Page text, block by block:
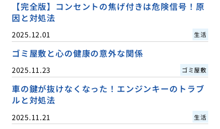
【完全版】コンセントの焦げ付きは危険信号！原
因と対処法
2025.12.01 生活
ゴミ屋敷と心の健康の意外な関係
2025.11.23 ゴミ屋敷
車の鍵が抜けなくなった！エンジンキーのトラブ
ルと対処法
2025.11.21 生活